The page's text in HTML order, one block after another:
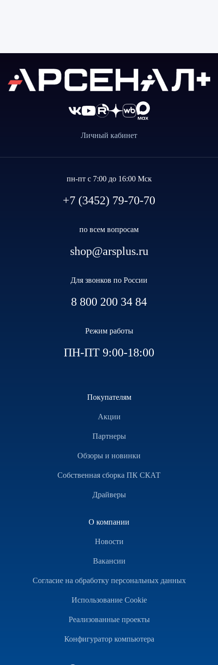
Личный кабинет
пн-пт с 7:00 до 16:00 Мск
+7 (3452) 79-70-70
по всем вопросам
shop@arsplus.ru
Для звонков по России
8 800 200 34 84
Режим работы
ПН-ПТ 9:00-18:00
Покупателям
Акции
Партнеры
Обзоры и новинки
Собственная сборка ПК СКАТ
Драйверы
О компании
Новости
Вакансии
Согласие на обработку персональных данных
Использование Cookie
Реализованные проекты
Конфигуратор компьютера